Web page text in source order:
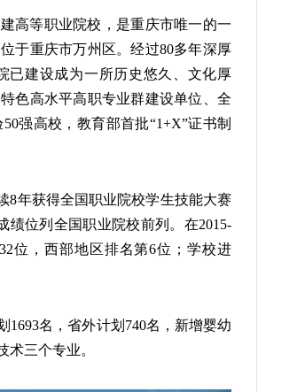
高等职业院校，是重庆市唯一的一
于重庆市万州区。经过80多年深厚
已建设成为一所历史悠久、文化厚
色高水平高职专业群建设单位、全
强高校，教育部首批“1+X”证书制
8年获得全国职业院校学生技能大赛
绩位列全国职业院校前列。在2015-
位，西部地区排名第6位；学校进
1693名，省外计划740名，新增婴幼
术三个专业。